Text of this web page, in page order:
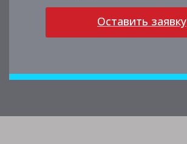
Оставить заявку